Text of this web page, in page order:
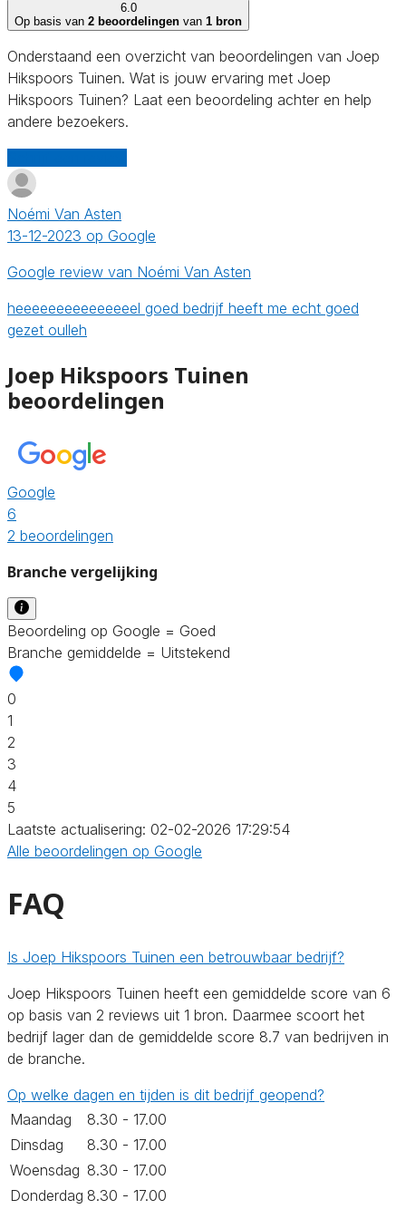
6.0
Op basis van 2 beoordelingen van 1 bron
Onderstaand een overzicht van beoordelingen van Joep
Hikspoors Tuinen. Wat is jouw ervaring met Joep
Hikspoors Tuinen? Laat een beoordeling achter en help
andere bezoekers.
Noémi Van Asten
13-12-2023 op Google
Google review van Noémi Van Asten
heeeeeeeeeeeeeeel goed bedrijf heeft me echt goed
gezet oulleh
Joep Hikspoors Tuinen
beoordelingen
Google
6
2 beoordelingen
Branche vergelijking
Beoordeling op Google = Goed
Branche gemiddelde = Uitstekend
0
1
2
3
4
5
Laatste actualisering: 02-02-2026 17:29:54
Alle beoordelingen op Google
FAQ
Is Joep Hikspoors Tuinen een betrouwbaar bedrijf?
Joep Hikspoors Tuinen heeft een gemiddelde score van 6
op basis van 2 reviews uit 1 bron. Daarmee scoort het
bedrijf lager dan de gemiddelde score 8.7 van bedrijven in
de branche.
Op welke dagen en tijden is dit bedrijf geopend?
Maandag
8.30 - 17.00
Dinsdag
8.30 - 17.00
Woensdag 8.30 - 17.00
Donderdag 8.30 - 17.00